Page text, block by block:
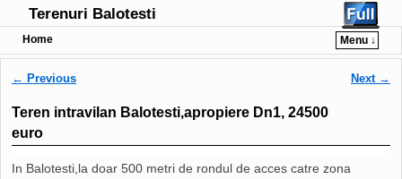
Terenuri Balotesti
Home Menu ↓
Post navigation
← Previous Next →
Teren intravilan Balotesti,apropiere Dn1, 24500
euro
In Balotesti,la doar 500 metri de rondul de acces catre zona